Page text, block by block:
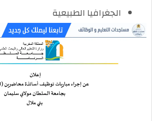
الجغرافيا الطبيعية